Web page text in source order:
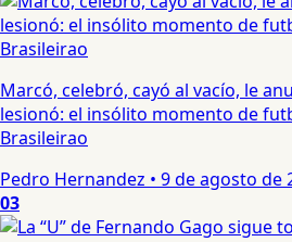
Marcó, celebró, cayó al vacío, le
lesionó: el insólito momento de
Brasileirao
Pedro Hernandez • 9 de agosto de
03